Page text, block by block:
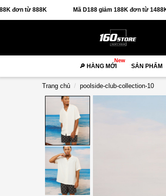
Mã D188 giảm 188K đơn từ 1488K
🔎 HÀNG MỚI
New
SẢN PHẨM
Trang chủ poolside-club-collection-10